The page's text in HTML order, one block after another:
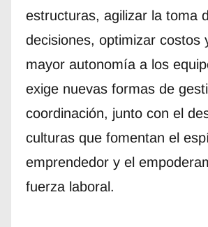
estructuras, agilizar la toma
decisiones, optimizar costos
mayor autonomía a los
exige nuevas formas de
coordinación, junto con el
culturas que fomentan el
emprendedor y el
fuerza laboral.